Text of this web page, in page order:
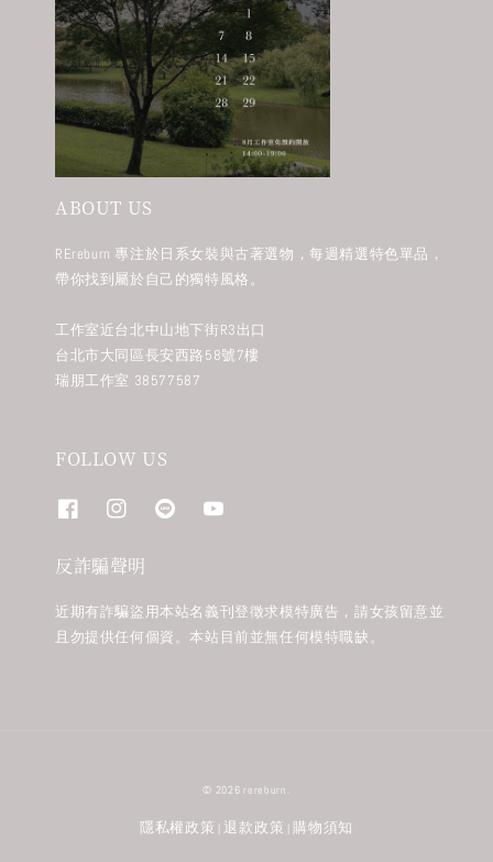
ABOUT US
REreburn 專注於日系女裝與古著選物，每週精選特色單品，
帶你找到屬於自己的獨特風格。
工作室近台北中山地下街R3出口
台北市大同區長安西路58號7樓
瑞朋工作室 38577587
FOLLOW US
反詐騙聲明
近期有詐騙盜用本站名義刊登徵求模特廣告，請女孩留意並
且勿提供任何個資。本站目前並無任何模特職缺。
© 2026 rereburn.
隱私權政策 退款政策 購物須知